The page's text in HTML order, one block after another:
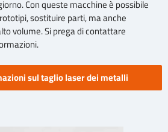
Con queste macchine è possibile
sostituire parti, ma anche
volume. Si prega di contattare
sul taglio laser dei metalli